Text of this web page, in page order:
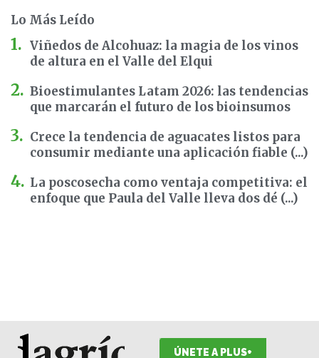
Lo Más Leído
Viñedos de Alcohuaz: la magia de los vinos
de altura en el Valle del Elqui
Bioestimulantes Latam 2026: las tendencias
que marcarán el futuro de los bioinsumos
Crece la tendencia de aguacates listos para
consumir mediante una aplicación fiable (...)
La poscosecha como ventaja competitiva: el
enfoque que Paula del Valle lleva dos dé (...)
ÚNETE A PLUS+